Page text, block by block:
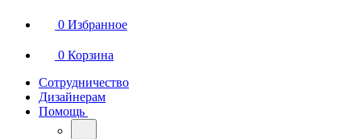
0 Избранное
0 Корзина
Сотрудничество
Дизайнерам
Помощь